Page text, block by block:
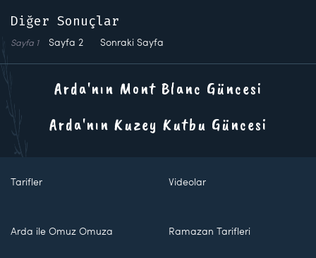
Diğer Sonuçlar
Sayfa 1 Sayfa 2 Sonraki Sayfa
Arda'nın Mont Blanc Güncesi
Arda'nın Kuzey Kutbu Güncesi
Tarifler Videolar
Arda ile Omuz Omuza Ramazan Tarifleri